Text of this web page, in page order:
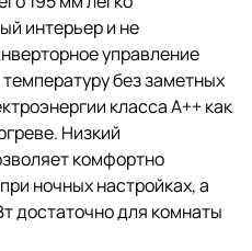
интерьер и не
управление
без заметных
класса A++ как
Низкий
комфортно
ночных настройках, а
достаточно для комнаты